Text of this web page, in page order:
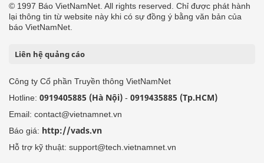
© 1997 Báo VietNamNet. All rights reserved. Chỉ được phát hành
lại thông tin từ website này khi có sự đồng ý bằng văn bản của
báo VietNamNet.
Liên hệ quảng cáo
Công ty Cổ phần Truyền thông VietNamNet
Hotline: 0919405885 (Hà Nội) - 0919435885 (Tp.HCM)
Email: contact@vietnamnet.vn
Báo giá: http://vads.vn
Hỗ trợ kỹ thuật: support@tech.vietnamnet.vn